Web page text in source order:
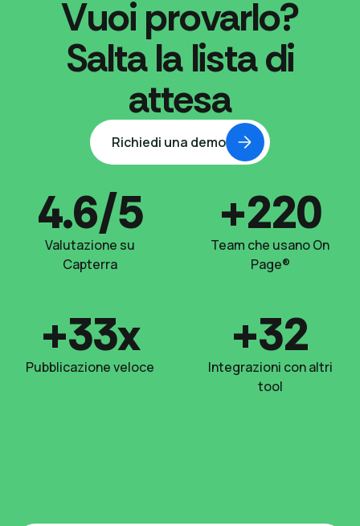
Vuoi provarlo?
Salta la lista di
attesa
Richiedi una demo
4.6/5
Valutazione su
Capterra
+220
Team che usano On
Page®
+33x
Pubblicazione veloce
+32
Integrazioni con altri
tool